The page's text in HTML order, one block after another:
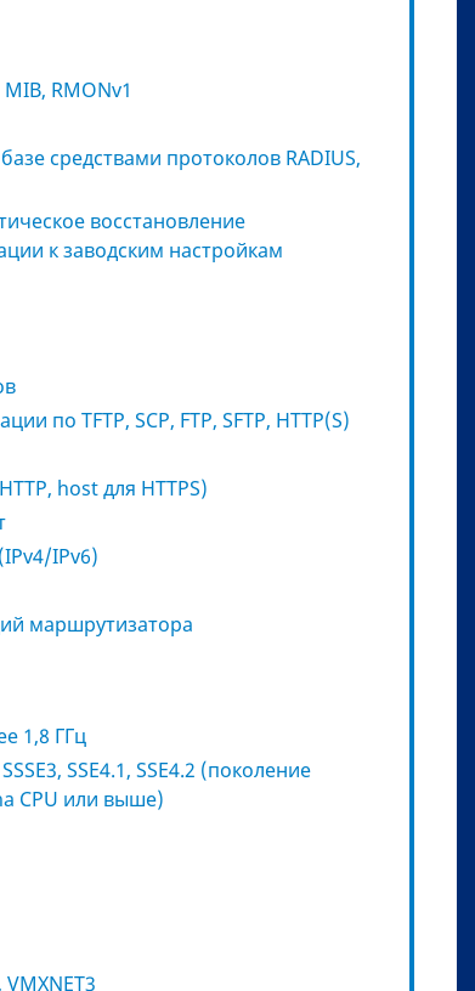
RMONv1
средствами протоколов RADIUS,
восстановление
к заводским настройкам
по TFTP, SCP, FTP, SFTP, HTTP(S)
host для HTTPS)
IPv6)
маршрутизатора
1,8 ГГц
SSE4.1, SSE4.2 (поколение
CPU или выше)